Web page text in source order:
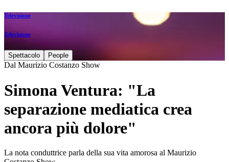
Televisione
Televisione
Spettacolo People
Dal Maurizio Costanzo Show
Simona Ventura: "La
separazione mediatica crea
ancora più dolore"
La nota conduttrice parla della sua vita amorosa al Maurizio